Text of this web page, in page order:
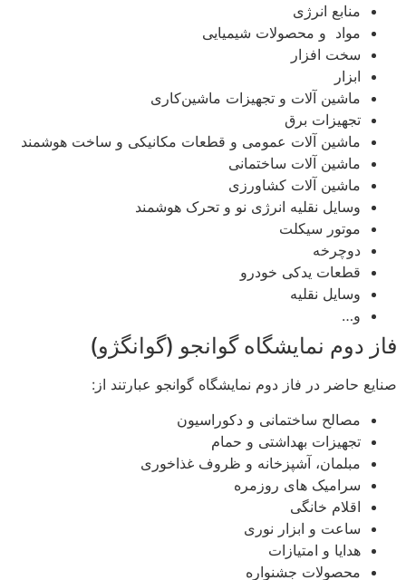
منابع انرژی
مواد و محصولات شیمیایی
سخت افزار
ابزار
ماشین آلات و تجهیزات ماشین‌کاری
تجهیزات برق
ماشین آلات عمومی و قطعات مکانیکی و ساخت هوشمند
ماشین آلات ساختمانی
ماشین آلات کشاورزی
وسایل نقلیه انرژی نو و تحرک هوشمند
موتور سیکلت
دوچرخه
قطعات یدکی خودرو
وسایل نقلیه
و…
فاز دوم نمایشگاه گوانجو (گوانگژو)
صنایع حاضر در فاز دوم نمایشگاه گوانجو عبارتند از:
مصالح ساختمانی و دکوراسیون
تجهیزات بهداشتی و حمام
مبلمان، آشپزخانه و ظروف غذاخوری
سرامیک های روزمره
اقلام خانگی
ساعت و ابزار نوری
هدایا و امتیازات
محصولات جشنواره